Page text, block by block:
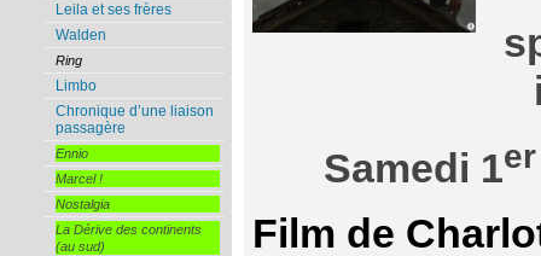
Samedi 1er
Film de
Leila et ses frères
Walden
Ring
Limbo
Chronique d’une liaison
passagère
Ennio
Marcel !
Nostalgia
La Dérive des continents
(au sud)